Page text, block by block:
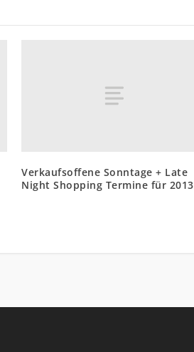
Verkaufsoffene Sonntage + Late
Night Shopping Termine für 2013